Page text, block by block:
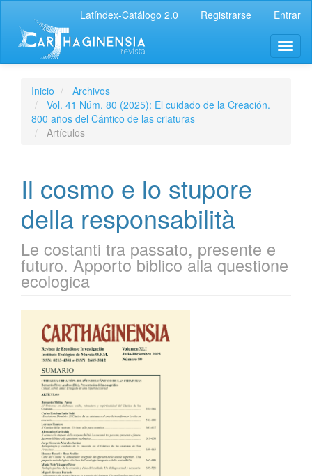
Latíndex-Catálogo 2.0 Registrarse Entrar
Inicio
Archivos
Vol. 41 Núm. 80 (2025): El cuidado de la Creación.
800 años del Cántico de las criaturas
Artículos
Il cosmo e lo stupore
della responsabilità
Le costanti tra passato, presente e
futuro. Apporto biblico alla questione
ecologica